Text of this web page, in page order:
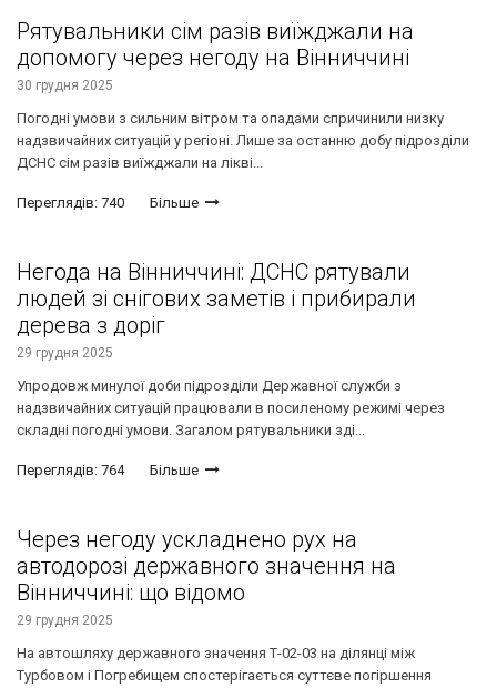
Рятувальники сім разів виїжджали на
допомогу через негоду на Вінниччині
30 грудня 2025
Погодні умови з сильним вітром та опадами спричинили низку
надзвичайних ситуацій у регіоні. Лише за останню добу підрозділи
ДСНС сім разів виїжджали на лікві...
Переглядів: 740 Більше
Негода на Вінниччині: ДСНС рятували
людей зі снігових заметів і прибирали
дерева з доріг
29 грудня 2025
Упродовж минулої доби підрозділи Державної служби з
надзвичайних ситуацій працювали в посиленому режимі через
складні погодні умови. Загалом рятувальники зді...
Переглядів: 764 Більше
Через негоду ускладнено рух на
автодорозі державного значення на
Вінниччині: що відомо
29 грудня 2025
На автошляху державного значення Т-02-03 на ділянці між
Турбовом і Погребищем спостерігається суттєве погіршення